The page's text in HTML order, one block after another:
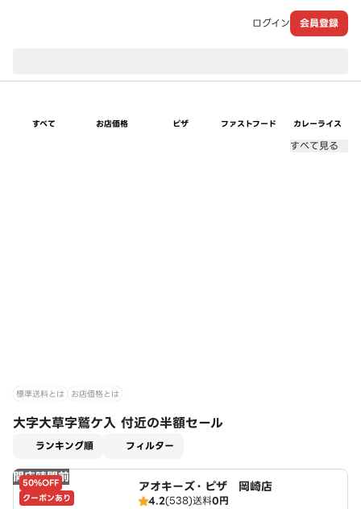
ログイン 会員登録
すべて お店価格 ピザ ファストフード カレーライス
すべて見る
標準送料とは お店価格とは
大字大草字鷲ケ入 付近の半額セール
ランキング順 フィルター
開店時間前
50%OFF
クーポンあり
アオキーズ・ピザ 岡崎店
4.2(538)送料0円